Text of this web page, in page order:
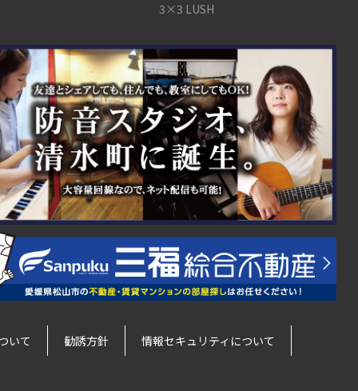
3×3 LUSH
いて 勧誘方針 情報セキュリティについて